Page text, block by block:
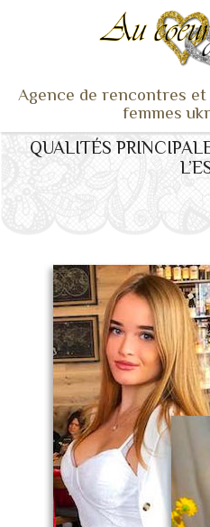
Agence de rencontres et
femmes
NOS
VU À
COACHING
NOTRE
QUALITÉS